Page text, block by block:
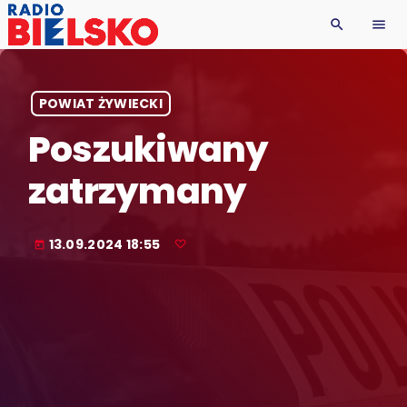
search menu
POWIAT ŻYWIECKI
Poszukiwany
zatrzymany
today 13.09.2024 18:55